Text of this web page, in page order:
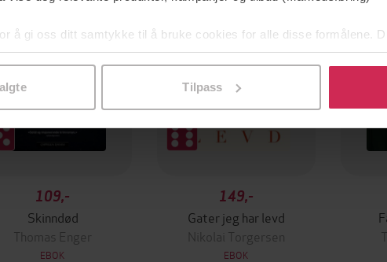
å gi oss ditt samtykke til å bruke cookies for alle disse formålene.
ved å klikke på «Tilpass». Du kan når som helst trekke
Tilpass
109,-
Skinndød
Thomas Enger
EBOK
149,-
Gater jeg har levd
Nikolai Torgersen
EBOK